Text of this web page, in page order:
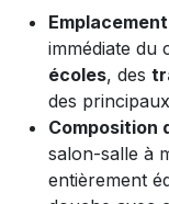
immédiate du
écoles, des
des
Composition
salon-salle à
entièrement